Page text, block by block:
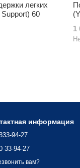
легких
60
1
информация
94-27
33-94-27
вам?